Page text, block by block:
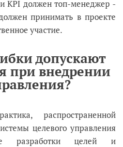
KPI должен топ-менеджер -
принимать в проекте
участие.
допускают
при внедрении
распространенной
целевого управления
разработки целей и